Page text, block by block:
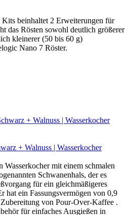
Kits beinhaltet 2 Erweiterungen für
das Rösten sowohl deutlich größerer
kleinerer (50 bis 60 g)
Nano 7 Röster.
+ Walnuss | Wasserkocher
mit einem schmalen
Schwanenhals, der es
für ein gleichmäßigeres
hat ein Fassungsvermögen von 0,9
von Pour-Over-Kaffee .
für einfaches Ausgießen in